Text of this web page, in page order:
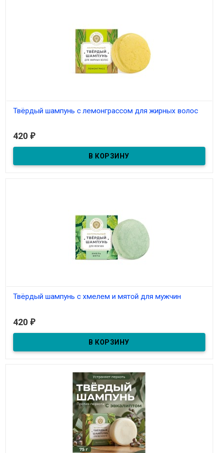
Твёрдый шампунь с лемонграссом для жирных волос
420 ₽
Твёрдый шампунь с хмелем и мятой для мужчин
420 ₽